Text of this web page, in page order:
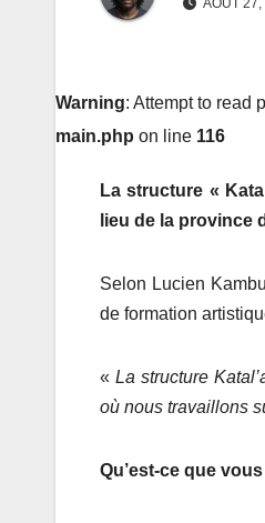
AOÛT 27,
Warning: Attempt to read
main.php on line 116
La structure «
lieu de la province
Selon Lucien
de formation
«La structure
où nous travaillons
Qu’est-ce que vous